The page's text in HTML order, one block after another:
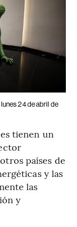
24 de abril de
tienen un
países de
y las
las
y